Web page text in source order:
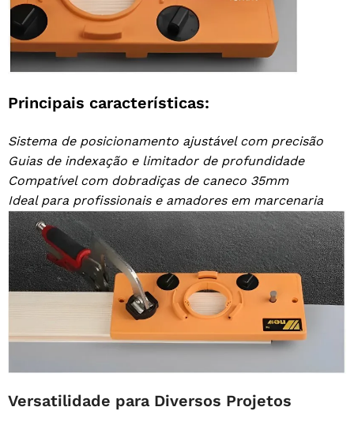
Principais características:
Sistema de posicionamento ajustável com precisão
Guias de indexação e limitador de profundidade
Compatível com dobradiças de caneco 35mm
Ideal para profissionais e amadores em marcenaria
Versatilidade para Diversos Projetos